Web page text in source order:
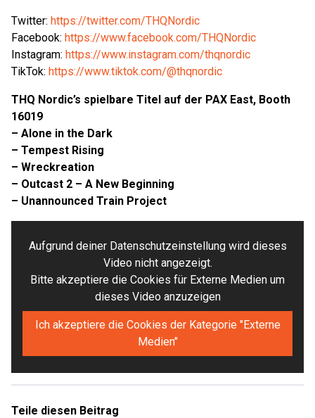
Twitter: https://twitter.com/THQNordic
Facebook: https://www.facebook.com/THQNordic
Instagram: https://www.instagram.com/thqnordic
TikTok: https://www.tiktok.com/@thqnordic
THQ Nordic’s spielbare Titel auf der PAX East, Booth
16019
– Alone in the Dark
– Tempest Rising
– Wreckreation
– Outcast 2 – A New Beginning
– Unannounced Train Project
Aufgrund deiner Datenschutzeinstellung wird dieses
Video nicht angezeigt.
Bitte akzeptiere die Cookies für Externe Medien um
dieses Video anzuzeigen
Ich akzeptiere die Cookies der Kategorie "Externe
Medien"
Teile diesen Beitrag